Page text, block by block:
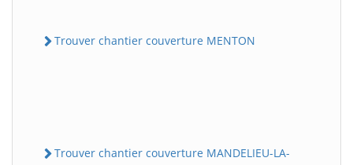
Trouver chantier couverture MENTON
Trouver chantier couverture MANDELIEU-LA-